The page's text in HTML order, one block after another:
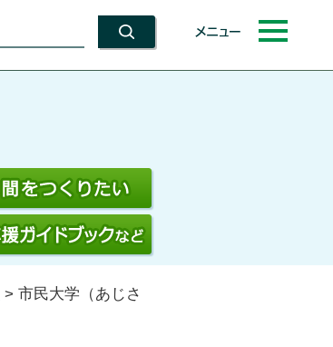
メニュー
> 市民大学（あじさ